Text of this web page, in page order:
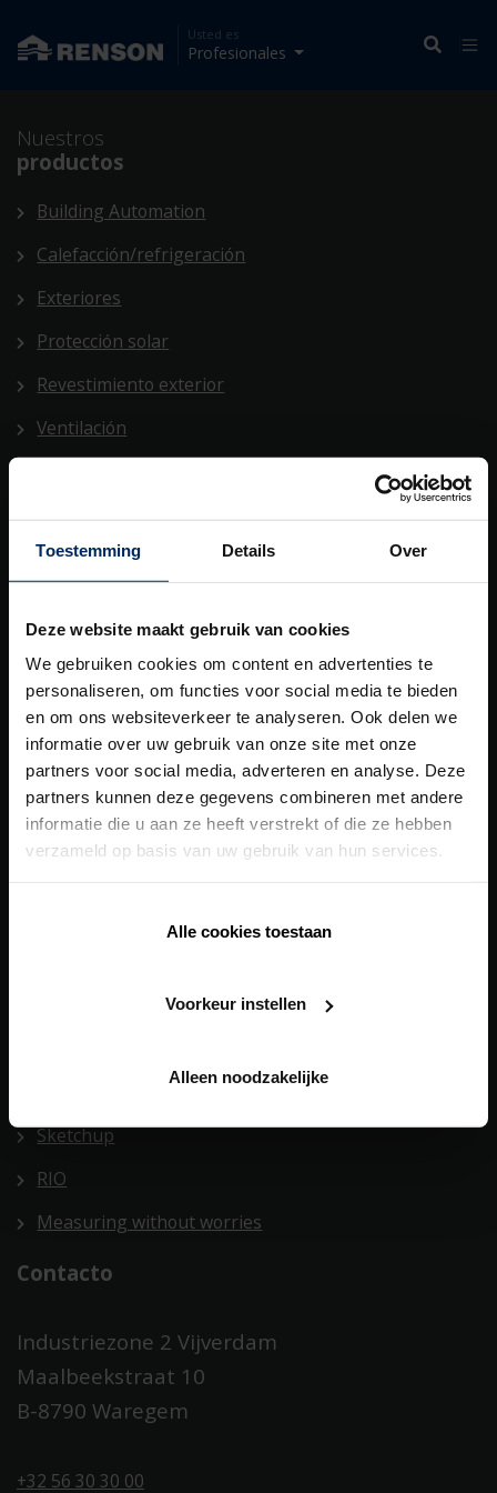
Toestemming Details Over
Deze website maakt gebruik van cookies
We gebruiken cookies om content en advertenties te
personaliseren, om functies voor social media te bieden
en om ons websiteverkeer te analyseren. Ook delen we
informatie over uw gebruik van onze site met onze
partners voor social media, adverteren en analyse. Deze
partners kunnen deze gegevens combineren met andere
informatie die u aan ze heeft verstrekt of die ze hebben
verzameld op basis van uw gebruik van hun services.
Alle cookies toestaan
Voorkeur instellen
Alleen noodzakelijke
Usted es
Profesionales
Nuestros
productos
Building Automation
Calefacción/refrigeración
Exteriores
Protección solar
Revestimiento exterior
Ventilación
Nuestras
soluciones globales
Health Care Concept
Healthy Apartment Concept
Healthy Residential Concept
Healthy School Concept
Herramientas digitales​
BIM Support
Sketchup
RIO
Measuring without worries
Contacto
Industriezone 2 Vijverdam
Maalbeekstraat 10
B-8790 Waregem
+32 56 30 30 00